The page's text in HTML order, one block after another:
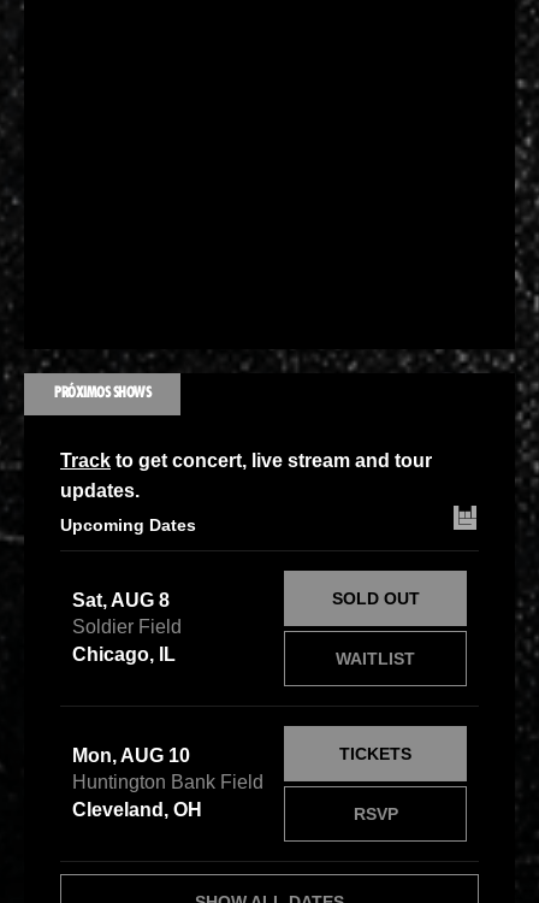
PRÓXIMOS SHOWS
Track to get concert, live stream and tour
updates.
Upcoming Dates
Sat, AUG 8
Soldier Field
Chicago, IL
WAITLIST
SOLD OUT
Mon, AUG 10
Huntington Bank Field
Cleveland, OH
RSVP
TICKETS